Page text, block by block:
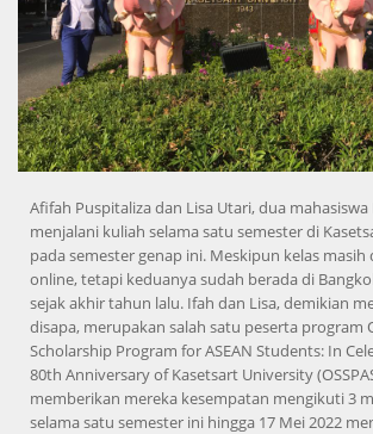
Afifah Puspitaliza dan Lisa Utari, dua mahasiswa
menjalani kuliah selama satu semester di
pada semester genap ini. Meskipun kelas masih
online, tetapi keduanya sudah berada di
sejak akhir tahun lalu. Ifah dan Lisa, demikian
disapa, merupakan salah satu peserta program
Scholarship Program for ASEAN Students: In
80th Anniversary of Kasetsart University
memberikan mereka kesempatan mengikuti 3
selama satu semester ini hingga 17 Mei 2022